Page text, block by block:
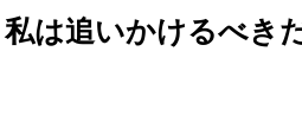
は追いかけるべき